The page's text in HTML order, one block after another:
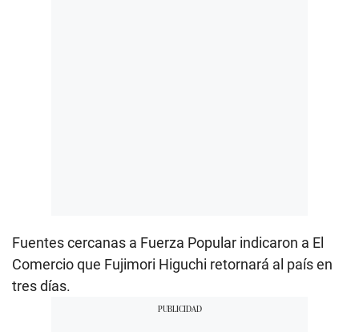
Fuentes cercanas a Fuerza Popular indicaron a El
Comercio que Fujimori Higuchi retornará al país en
tres días.